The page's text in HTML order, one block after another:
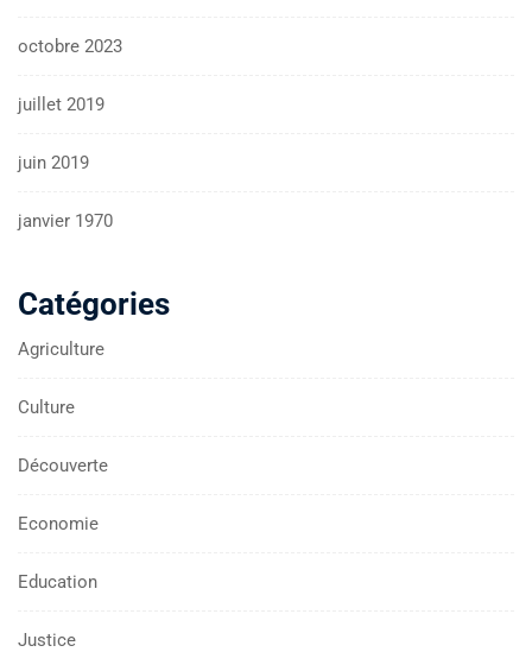
octobre 2023
juillet 2019
juin 2019
janvier 1970
Catégories
Agriculture
Culture
Découverte
Economie
Education
Justice